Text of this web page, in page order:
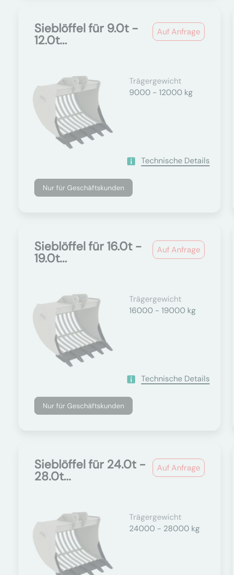
Auf Anfrage
Sieblöffel für 9.0t -
12.0t...
Trägergewicht
9000 - 12000 kg
Technische Details
Nur für Geschäftskunden
Auf Anfrage
Sieblöffel für 16.0t -
19.0t...
Trägergewicht
16000 - 19000 kg
Technische Details
Nur für Geschäftskunden
Auf Anfrage
Sieblöffel für 24.0t -
28.0t...
Trägergewicht
24000 - 28000 kg